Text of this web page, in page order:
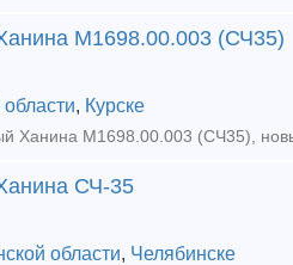
М1698.00.003 (СЧ35)
области, Курске
Ханина М1698.00.003 (СЧ35),
СЧ-35
области, Челябинске